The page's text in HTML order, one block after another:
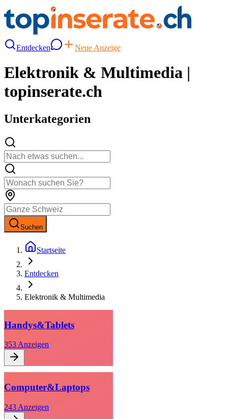
Entdecken Neue Anzeige
Elektronik & Multimedia |
topinserate.ch
Unterkategorien
Suchen
Startseite
Entdecken
Elektronik & Multimedia
Handys&Tablets
353 Anzeigen
Computer&Laptops
243 Anzeigen